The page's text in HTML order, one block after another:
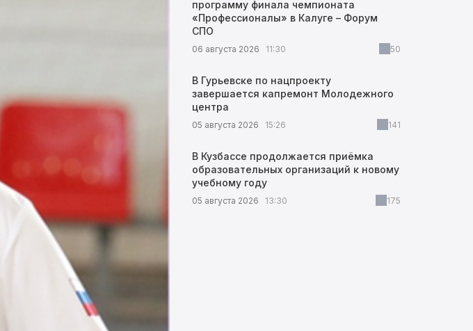
программу финала чемпионата
«Профессионалы» в Калуге – Форум
СПО
06 августа 2026 11:30 50
В Гурьевске по нацпроекту
завершается капремонт Молодежного
центра
05 августа 2026 15:26 141
В Кузбассе продолжается приёмка
образовательных организаций к новому
учебному году
05 августа 2026 13:30 175